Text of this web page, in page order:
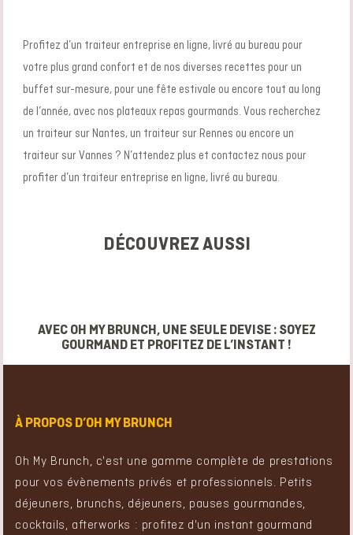
Profitez d’un traiteur entreprise en ligne, livré au bureau pour
votre plus grand confort et de nos diverses recettes pour un
buffet sur-mesure, pour une fête estivale ou encore tout au long
de l’année, avec nos plateaux repas gourmands.Vous recherchez
un traiteur sur Nantes, un traiteur sur Rennes ou encore un
traiteur sur Vannes ? N’attendez plus et contactez nous pour
profiter d’un traiteur entreprise en ligne, livré au bureau.
DÉCOUVREZ AUSSI
AVEC OH MY BRUNCH, UNE SEULE DEVISE : SOYEZ
GOURMAND ET PROFITEZ DE L’INSTANT !
À PROPOS D’OH MY BRUNCH
Oh My Brunch, c'est une gamme complète de prestations
pour vos évènements privés et professionnels. Petits
déjeuners, brunchs, déjeuners, pauses gourmandes,
cocktails, afterworks : profitez d'un instant gourmand